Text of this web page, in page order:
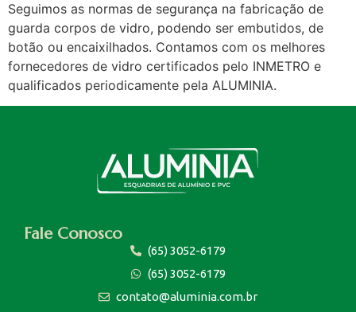
Seguimos as normas de segurança na fabricação de
guarda corpos de vidro, podendo ser embutidos, de
botão ou encaixilhados. Contamos com os melhores
fornecedores de vidro certificados pelo INMETRO e
qualificados periodicamente pela ALUMINIA.
Fale Conosco
(65) 3052-6179
(65) 3052-6179
contato@aluminia.com.br